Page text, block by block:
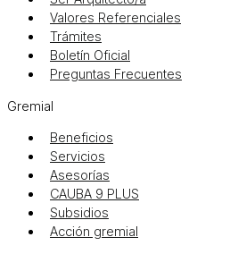
Valores Referenciales
Trámites
Boletín Oficial
Preguntas Frecuentes
Gremial
Beneficios
Servicios
Asesorías
CAUBA 9 PLUS
Subsidios
Acción gremial